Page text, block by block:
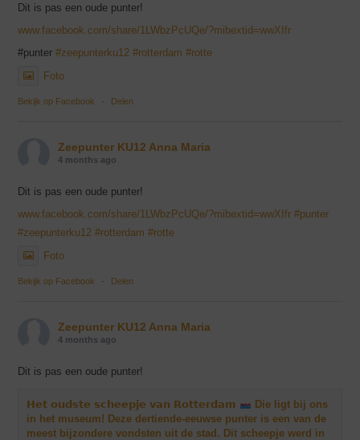
Dit is pas een oude punter!
www.facebook.com/share/1LWbzPcUQe/?mibextid=wwXIfr
#punter#zeepunterku12 #rotterdam #rotte
Foto
Bekijk op Facebook · Delen
Zeepunter KU12 Anna Maria
4 months ago
Dit is pas een oude punter!
www.facebook.com/share/1LWbzPcUQe/?mibextid=wwXIfr #punter
#zeepunterku12 #rotterdam #rotte
Foto
Bekijk op Facebook · Delen
Zeepunter KU12 Anna Maria
4 months ago
Dit is pas een oude punter!
𝗛𝗲𝘁 𝗼𝘂𝗱𝘀𝘁𝗲 𝘀𝗰𝗵𝗲𝗲𝗽𝗷𝗲 𝘃𝗮𝗻 𝗥𝗼𝘁𝘁𝗲𝗿𝗱𝗮𝗺
Die ligt bij ons
in het museum! Deze dertiende-eeuwse punter is een van de
meest bijzondere vondsten uit de stad. Dit scheepje werd in